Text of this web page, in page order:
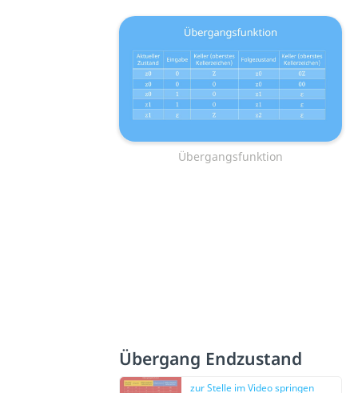
Übergangsfunktion
Übergang Endzustand
zur Stelle im Video springen